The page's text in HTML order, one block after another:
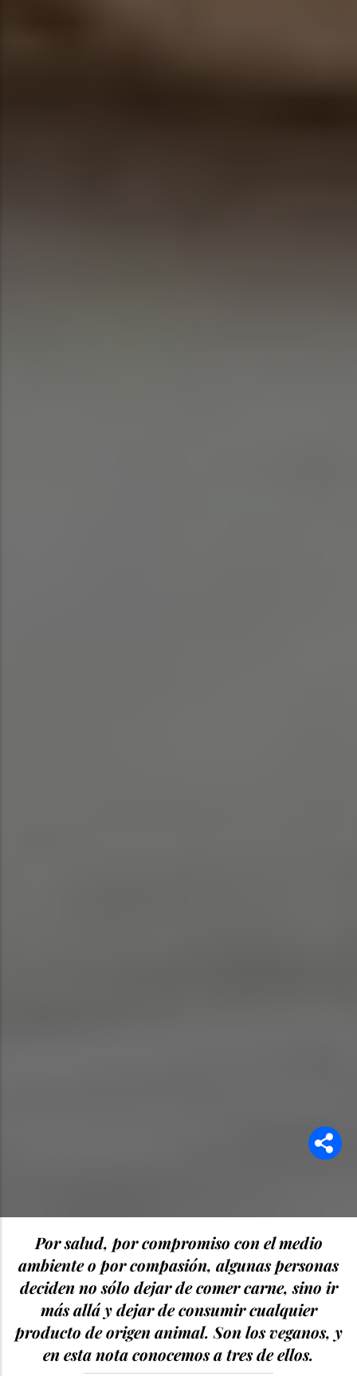
Por salud, por compromiso con el medio
ambiente o por compasión, algunas personas
deciden no sólo dejar de comer carne, sino ir
más allá y dejar de consumir cualquier
producto de origen animal. Son los veganos, y
en esta nota conocemos a tres de ellos.